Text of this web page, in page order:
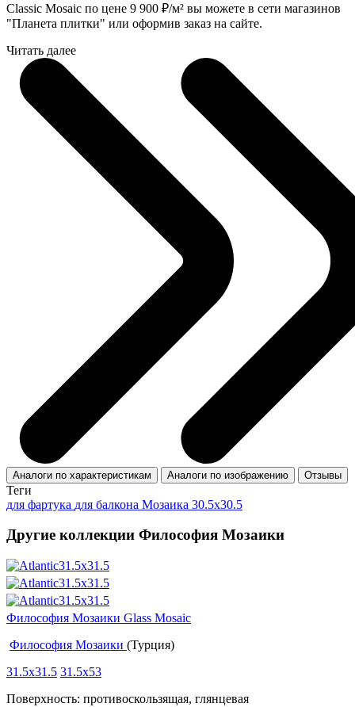
Classic Mosaic по цене 9 900 ₽/м² вы можете в сети магазинов
"Планета плитки" или оформив заказ на сайте.
Читать далее
Аналоги по характеристикам Аналоги по изображению Отзывы
Теги
для фартука для балкона Мозаика 30.5x30.5
Другие коллекции Философия Мозаики
Философия Мозаики Glass Mosaic
Философия Мозаики (Турция)
31.5x31.5 31.5x53
Поверхность: противоскользящая, глянцевая